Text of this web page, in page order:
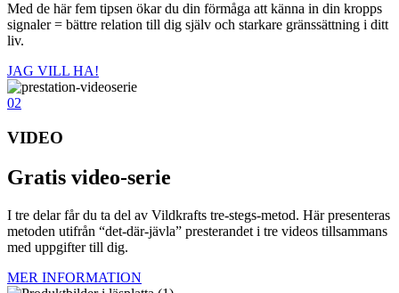
Med de här fem tipsen ökar du din förmåga att känna in din kropps
signaler = bättre relation till dig själv och starkare gränssättning i ditt
liv.
JAG VILL HA!
02
VIDEO
Gratis video-serie
I tre delar får du ta del av Vildkrafts tre-stegs-metod. Här presenteras
metoden utifrån “det-där-jävla” presterandet i tre videos tillsammans
med uppgifter till dig.
MER INFORMATION